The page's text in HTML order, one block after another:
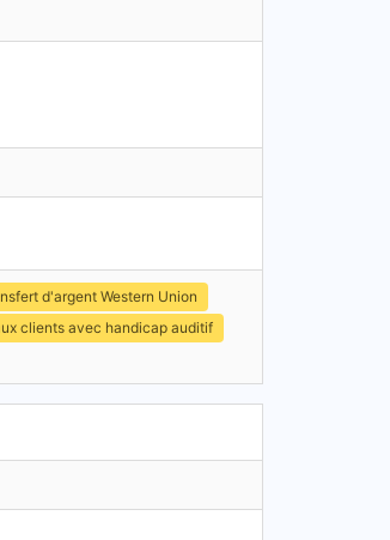
d'argent Western Union
clients avec handicap auditif